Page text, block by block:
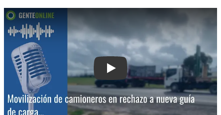
Play: Movilización de camioneros en